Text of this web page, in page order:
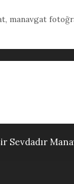
, manavgat
Sevdadır